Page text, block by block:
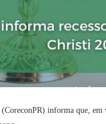
informa que,